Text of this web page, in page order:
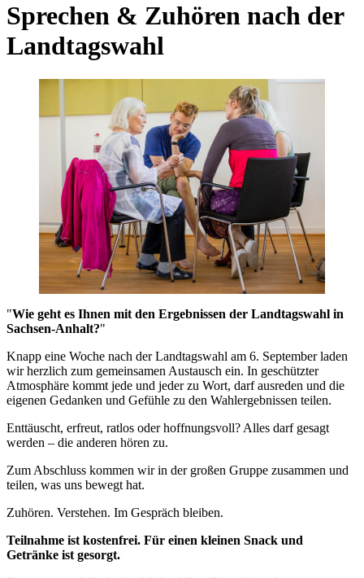
Sprechen & Zuhören nach der
Landtagswahl
"Wie geht es Ihnen mit den Ergebnissen der Landtagswahl in
Sachsen-Anhalt?"
Knapp eine Woche nach der Landtagswahl am 6. September laden
wir herzlich zum gemeinsamen Austausch ein. In geschützter
Atmosphäre kommt jede und jeder zu Wort, darf ausreden und die
eigenen Gedanken und Gefühle zu den Wahlergebnissen teilen.
Enttäuscht, erfreut, ratlos oder hoffnungsvoll? Alles darf gesagt
werden – die anderen hören zu.
Zum Abschluss kommen wir in der großen Gruppe zusammen und
teilen, was uns bewegt hat.
Zuhören. Verstehen. Im Gespräch bleiben.
Teilnahme ist kostenfrei. Für einen kleinen Snack und
Getränke ist gesorgt.